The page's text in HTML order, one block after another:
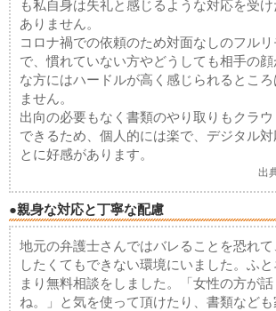
も私自身は失礼と感じるような対応を受
ありません。
コロナ禍での依頼のため対面なしのフル
で、慣れていない方やどうしても相手の
な方にはハードルが高く感じられるとこ
ません。
出向の必要もなく書類のやり取りもクラ
できるため、個人的には楽で、デジタル対
とに好感があります。
出
●親身な対応と丁寧な配慮
地元の弁護士さんではバレることを恐れ
したくてもできない環境にいました。ふ
まり無料相談をしました。「女性の方が
ね。」と気を使って頂けたり、書類など